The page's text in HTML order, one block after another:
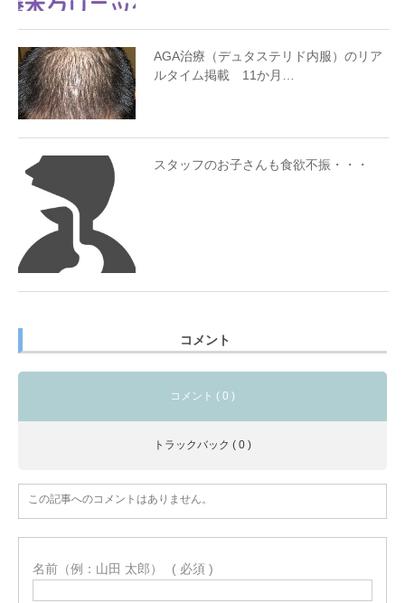
AGA治療（デュタステリド内服）のリア
ルタイム掲載 11か月…
スタッフのお子さんも食欲不振・・・
コメント
コメント ( 0 )
トラックバック ( 0 )
この記事へのコメントはありません。
名前（例：山田 太郎） ( 必須 )